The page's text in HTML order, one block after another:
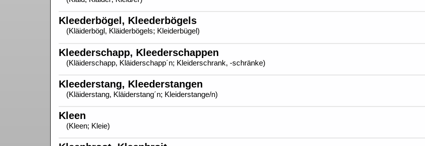
Kleederbögel, Kleederbögels
(Kläiderbögl, Kläiderbögels; Kleiderbügel)
Kleederschapp, Kleederschappen
(Kläiderschapp, Kläiderschapp´n; Kleiderschrank, -schränke)
Kleederstang, Kleederstangen
(Kläiderstang, Kläiderstang´n; Kleiderstange/n)
Kleen
(Kleen; Kleie)